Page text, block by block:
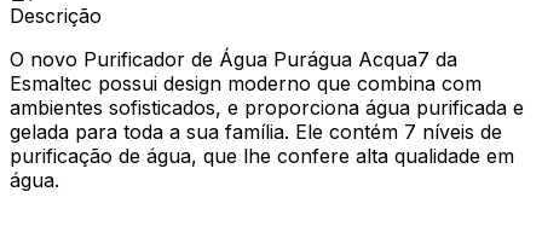
Descrição
O novo Purificador de Água Purágua Acqua7 da
Esmaltec possui design moderno que combina com
ambientes sofisticados, e proporciona água purificada e
gelada para toda a sua família. Ele contém 7 níveis de
purificação de água, que lhe confere alta qualidade em
água.